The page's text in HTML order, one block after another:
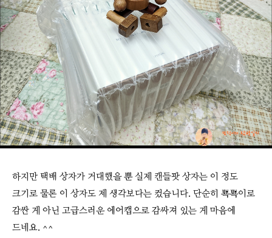
하지만 택배 상자가 거대했을 뿐 실제 캔들팟 상자는 이 정도
크기로 물론 이 상자도 제 생각보다는 컸습니다. 단순히 뾱뾱이로
감싼 게 아닌 고급스러운 에어캡으로 감싸져 있는 게 마음에
드네요. ^^